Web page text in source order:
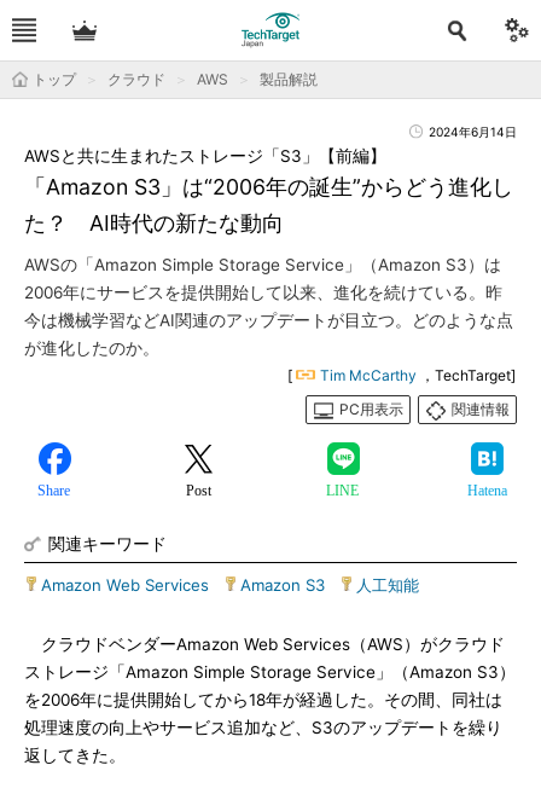
トップ クラウド AWS 製品解説
2024年6月14日
「Amazon S3」は“2006年の誕生”からどう進化し
た？ AI時代の新たな動向
AWSと共に生まれたストレージ「S3」【前編】
AWSの「Amazon Simple Storage Service」（Amazon S3）は
2006年にサービスを提供開始して以来、進化を続けている。昨
今は機械学習などAI関連のアップデートが目立つ。どのような点
が進化したのか。
[ Tim McCarthy ，TechTarget]
PC用表示
関連情報
Share Post LINE Hatena
関連キーワード
Amazon Web Services Amazon S3 人工知能
クラウドベンダーAmazon Web Services（AWS）がクラウド
ストレージ「Amazon Simple Storage Service」（Amazon S3）
を2006年に提供開始してから18年が経過した。その間、同社は
処理速度の向上やサービス追加など、S3のアップデートを繰り
返してきた。